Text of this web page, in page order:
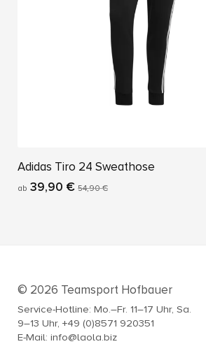
Adidas Tiro 24 Sweathose
ab 39,90 € 54,90 €
© 2026 Teamsport Hofbauer
Service-Hotline: Mo.–Fr. 11–17 Uhr, Sa.
9–13 Uhr, +49 (0)8571 920351
E-Mail: info@laola.biz